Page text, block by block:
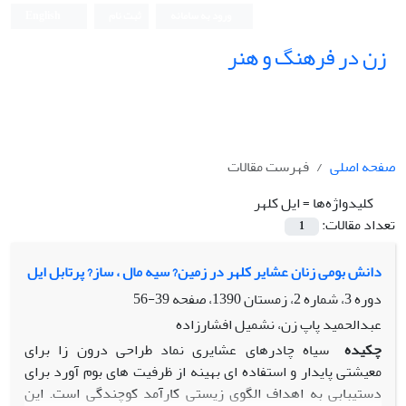
زن در فرهنگ و هنر
صفحه اصلی
فهرست مقالات
کلیدواژه‌ها =ایل کلهر
تعداد مقالات:
1
دانش بومی زنان عشایر کلهر در زمین? سیه مال ، ساز? پرتابل ایل
دوره 3، شماره 2، زمستان 1390، صفحه
39-56
عبدالحمید پاپ زن، نشمیل افشارزاده
چکیده سیاه چادرهای عشایری نماد طراحی درون زا برای
معیشتی پایدار و استفاده ای بهینه از ظرفیت های بوم آورد برای
دستیبابی به اهداف الگوی زیستی کارآمد کوچندگی است. این